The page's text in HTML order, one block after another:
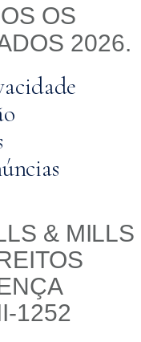
OS
2026.
& MILLS
1252